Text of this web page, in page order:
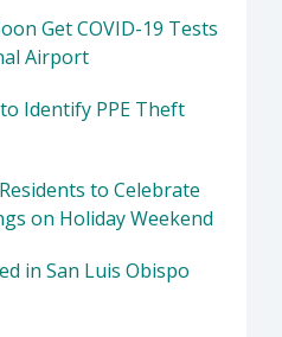
Get COVID-19 Tests
Airport
Identify PPE Theft
to Celebrate
on Holiday Weekend
in San Luis Obispo